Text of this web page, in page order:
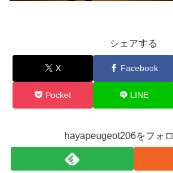
シェアする
X Facebook
Pocket LINE
hayapeugeot206をフォ